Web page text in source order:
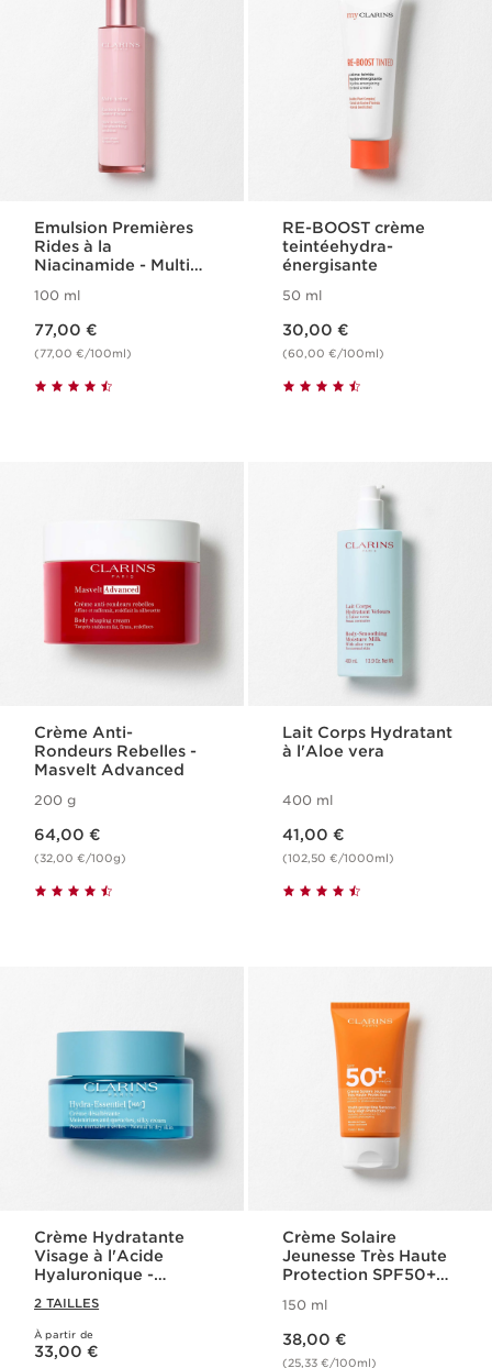
Emulsion Premières
Rides à la
Niacinamide - Multi-
100 ml
77,00 €
(77,00 €/100ml)
RE-BOOST crème
teintéehydra-
énergisante
50 ml
30,00 €
(60,00 €/100ml)
Crème Anti-
Rondeurs Rebelles -
Masvelt Advanced
200 g
64,00 €
(32,00 €/100g)
Lait Corps Hydratant
à l'Aloe vera
400 ml
41,00 €
(102,50 €/1000ml)
Crème Hydratante
Visage à l'Acide
Hyaluronique -
2 TAILLES
À partir de
Nouveau prix 33,00 €
33,00 €
Crème Solaire
Jeunesse Très Haute
Protection SPF50+
150 ml
38,00 €
(25,33 €/100ml)